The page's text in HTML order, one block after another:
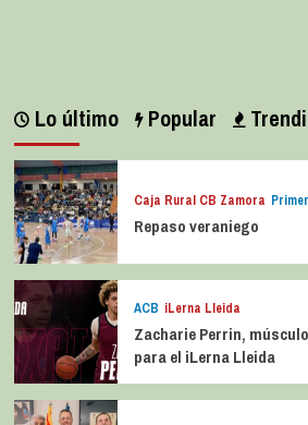
Lo último Popular
Caja Rural CB Zamora
Repaso veraniego
ACB iLerna Lleida
Zacharie Perrin,
para el iLerna Lleida